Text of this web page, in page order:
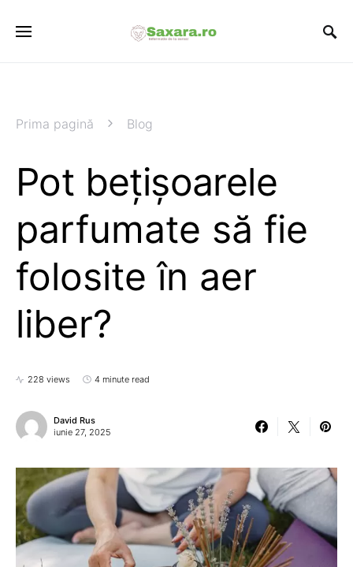
Prima pagină Blog
Pot bețișoarele
parfumate să fie
folosite în aer
liber?
228 views 4 minute read
David Rus
iunie 27, 2025